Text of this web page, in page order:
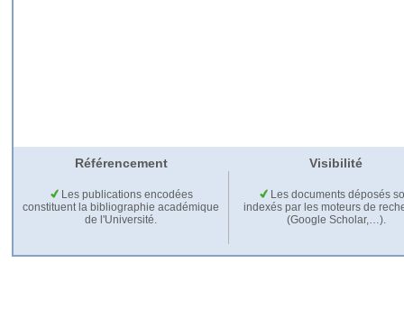
Référencement Visibilité
Les publications encodées
constituent la bibliographie académique
de l'Université.
Les documents déposés
indexés par les moteurs de
(Google Scholar,…).